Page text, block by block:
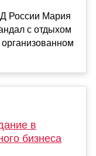
России Мария
с отдыхом
организованном
в
бизнеса